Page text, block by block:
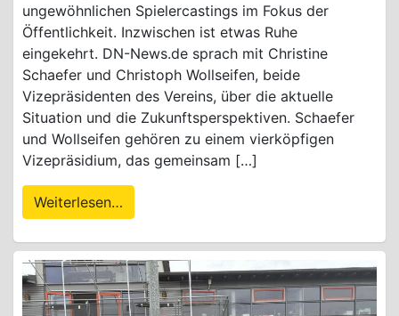
ungewöhnlichen Spielercastings im Fokus der
Öffentlichkeit. Inzwischen ist etwas Ruhe
eingekehrt. DN-News.de sprach mit Christine
Schaefer und Christoph Wollseifen, beide
Vizepräsidenten des Vereins, über die aktuelle
Situation und die Zukunftsperspektiven. Schaefer
und Wollseifen gehören zu einem vierköpfigen
Vizepräsidium, das gemeinsam […]
Weiterlesen…